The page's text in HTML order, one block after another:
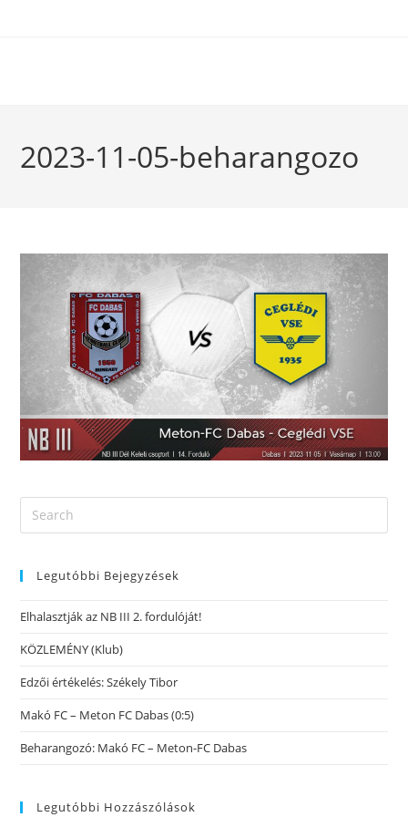
2023-11-05-beharangozo
Legutóbbi Bejegyzések
Elhalasztják az NB III 2. fordulóját!
KÖZLEMÉNY (Klub)
Edzői értékelés: Székely Tibor
Makó FC – Meton FC Dabas (0:5)
Beharangozó: Makó FC – Meton-FC Dabas
Legutóbbi Hozzászólások